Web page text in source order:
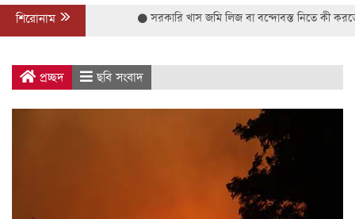
শিরোনাম সরকারি খাস জমি লিজ বা বন্দোবস্ত নিতে কী করতে
প্রচ্ছদ ছবি সংবাদ